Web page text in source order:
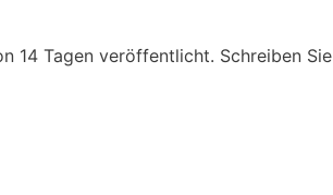
14 Tagen veröffentlicht. Schreiben Sie